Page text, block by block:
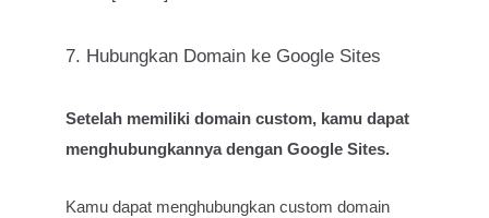
7. Hubungkan Domain ke Google Sites
Setelah memiliki domain custom, kamu dapat
menghubungkannya dengan Google Sites.
Kamu dapat menghubungkan custom domain